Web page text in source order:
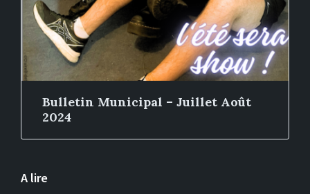
Bulletin Municipal – Juillet Août
2024
A lire